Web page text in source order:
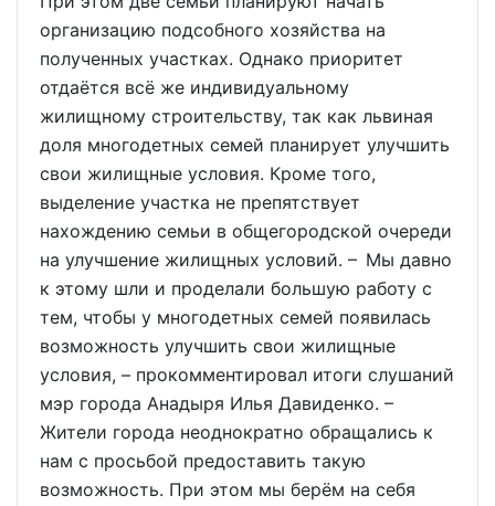
организацию подсобного хозяйства на
полученных участках. Однако приоритет
отдаётся всё же индивидуальному
жилищному строительству, так как львиная
доля многодетных семей планирует улучшить
свои жилищные условия. Кроме того,
выделение участка не препятствует
нахождению семьи в общегородской очереди
на улучшение жилищных условий. – Мы давно
к этому шли и проделали большую работу с
тем, чтобы у многодетных семей появилась
возможность улучшить свои жилищные
условия, – прокомментировал итоги слушаний
мэр города Анадыря Илья Давиденко. –
Жители города неоднократно обращались к
нам с просьбой предоставить такую
возможность. При этом мы берём на себя